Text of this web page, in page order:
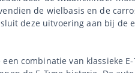
de wielbasis en de
deze uitvoering aan bij
een combinatie van